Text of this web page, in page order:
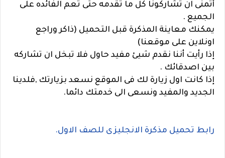
أتمنى ان تشاركونا كل ما تقدمه حتى تعم الفائده على
الجميع .
يمكنك معاينة المذكرة قبل التحميل (ذاكر وراجع
اونلاين على موقعنا)
إذا رأيت أننا نقدم شيئ مفيد حاول فلا تبخل ان تشاركه
بين اصدقائك .
إذا كانت اول زيارة لك فى الموقع نسعد بزيارتك ,فلدينا
الجديد والمفيد ونسعى الى خدمتك دائما.
رابط تحميل مذكرة الانجليزى للصف الاول.